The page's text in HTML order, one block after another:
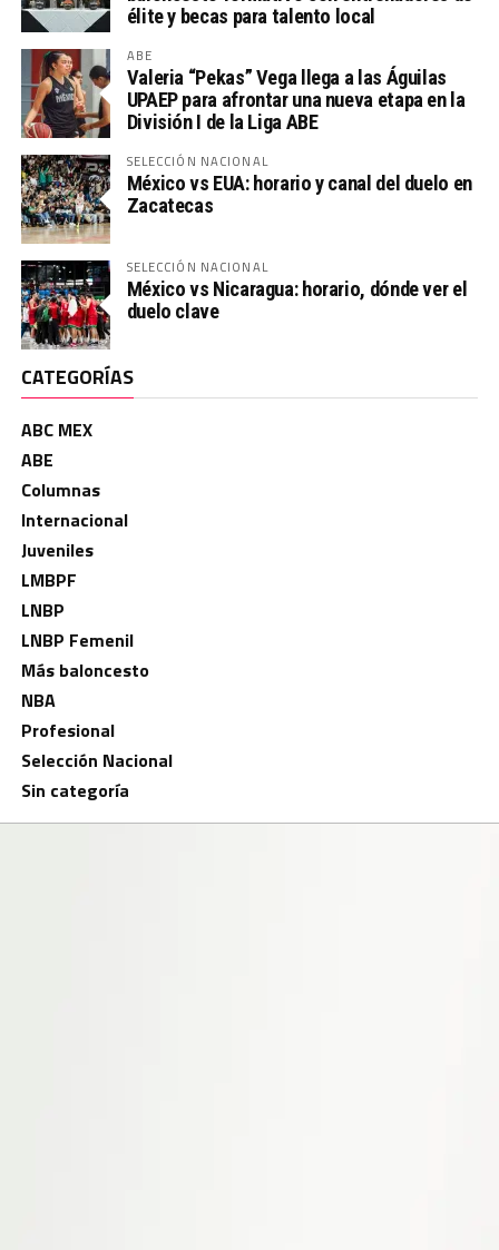
élite y becas para talento local
ABE
Valeria “Pekas” Vega llega a las Águilas
UPAEP para afrontar una nueva etapa en la
División I de la Liga ABE
SELECCIÓN NACIONAL
México vs EUA: horario y canal del duelo en
Zacatecas
SELECCIÓN NACIONAL
México vs Nicaragua: horario, dónde ver el
duelo clave
CATEGORÍAS
ABC MEX
ABE
Columnas
Internacional
Juveniles
LMBPF
LNBP
LNBP Femenil
Más baloncesto
NBA
Profesional
Selección Nacional
Sin categoría